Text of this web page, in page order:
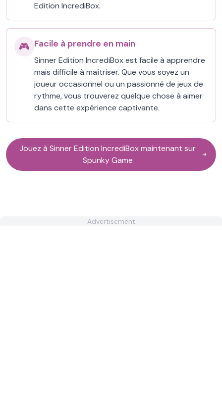
Edition IncrediBox.
🎮 Facile à prendre en main
Sinner Edition IncrediBox est facile à apprendre
mais difficile à maîtriser. Que vous soyez un
joueur occasionnel ou un passionné de jeux de
rythme, vous trouverez quelque chose à aimer
dans cette expérience captivante.
Jouez à Sinner Edition IncrediBox maintenant sur
Spunky Game
Advertisement